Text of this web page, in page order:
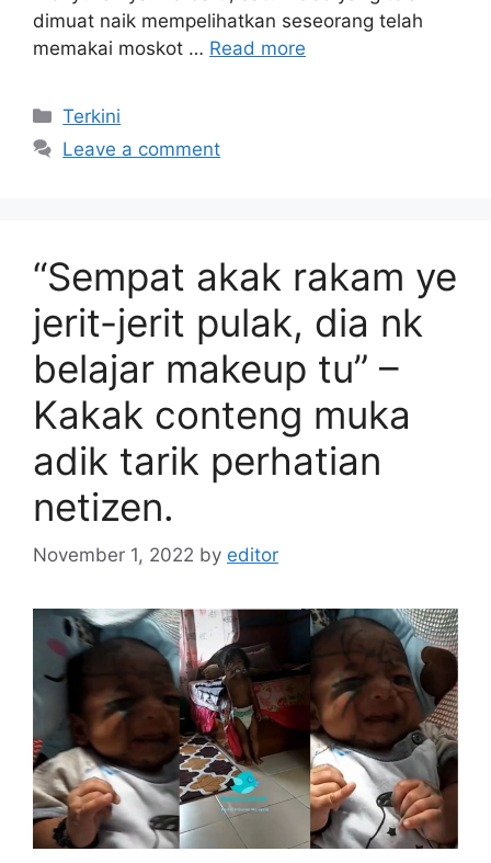
dimuat naik mempelihatkan seseorang telah
memakai moskot … Read more
Categories
Terkini
Leave a comment
“Sempat akak rakam ye
jerit-jerit pulak, dia nk
belajar makeup tu” –
Kakak conteng muka
adik tarik perhatian
netizen.
November 1, 2022 by editor